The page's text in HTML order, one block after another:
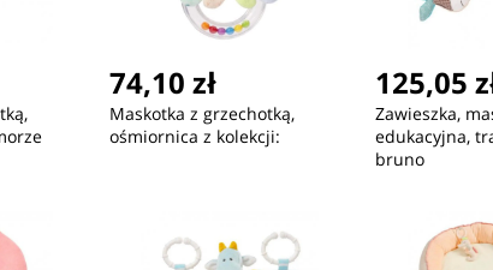
74,10 zł
Maskotka z grzechotką,
ośmiornica z kolekcji:
125,05
Zawieszka,
edukacyjna,
bruno